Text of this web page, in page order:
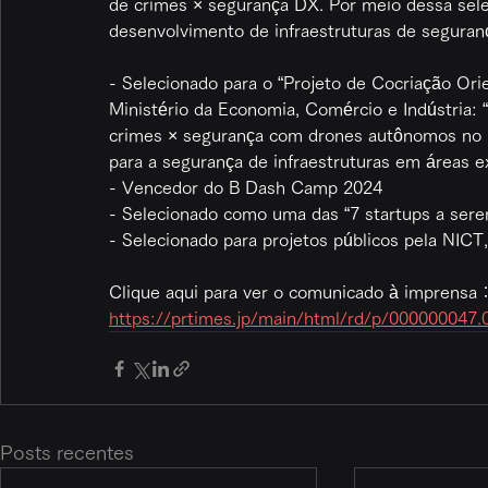
de crimes × segurança DX. Por meio dessa
desenvolvimento de infraestruturas de
- Selecionado para o “Projeto de Cocriação
Ministério da Economia, Comércio e Indústria:
crimes × segurança com drones autônomos
para a segurança de infraestruturas em áreas
- Vencedor do B Dash Camp 2024
- Selecionado como uma das “7 startups a
- Selecionado para projetos públicos pela
Clique aqui para ver o comunicado à imprensa
https://prtimes.jp/main/html/rd/p/
Posts recentes